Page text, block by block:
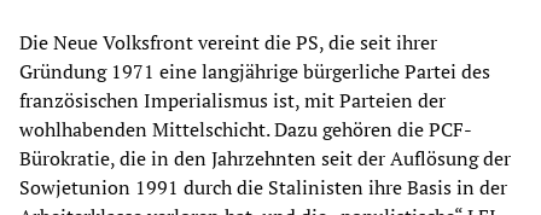
Die Neue Volksfront vereint die PS, die seit ihrer
Gründung 1971 eine langjährige bürgerliche Partei des
französischen Imperialismus ist, mit Parteien der
wohlhabenden Mittelschicht. Dazu gehören die PCF-
Bürokratie, die in den Jahrzehnten seit der Auflösung der
Sowjetunion 1991 durch die Stalinisten ihre Basis in der